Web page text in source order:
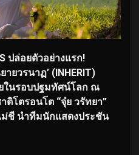
ปล่อยตัวอย่างแรก!
ยวรนาฏ’ (INHERIT)
ในรอบปฐมทัศน์โลก ณ
โตรอนโต “จุ๋ย วรัทยา”
ชี นำทีมนักแสดงประชัน